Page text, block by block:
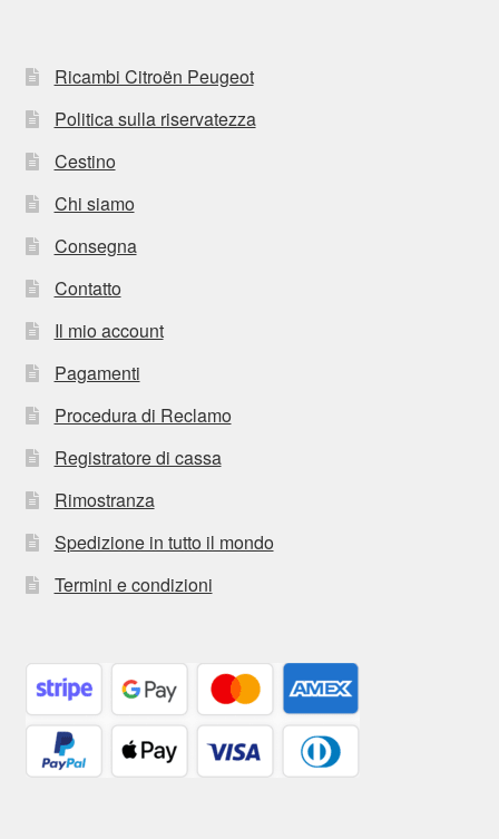
Ricambi Citroën Peugeot
Politica sulla riservatezza
Cestino
Chi siamo
Consegna
Contatto
Il mio account
Pagamenti
Procedura di Reclamo
Registratore di cassa
Rimostranza
Spedizione in tutto il mondo
Termini e condizioni